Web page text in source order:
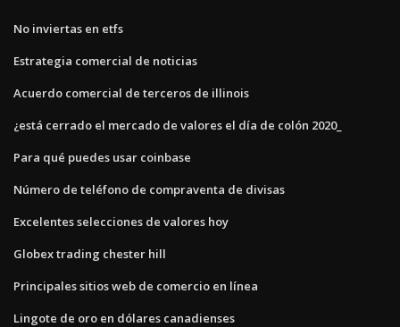
No inviertas en etfs
Estrategia comercial de noticias
Acuerdo comercial de terceros de illinois
¿está cerrado el mercado de valores el día de colón 2020_
Para qué puedes usar coinbase
Número de teléfono de compraventa de divisas
Excelentes selecciones de valores hoy
Globex trading chester hill
Principales sitios web de comercio en línea
Lingote de oro en dólares canadienses